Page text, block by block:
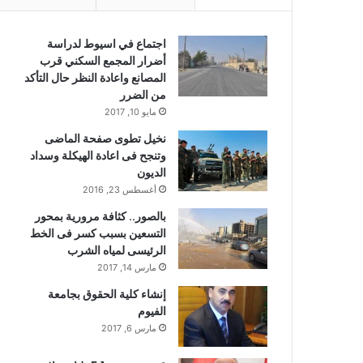
اجتماع في اسيوط لدراسة
أضرار المجمع السكني قرب
المصانع واعادة النظر حال التأكد
من الضرر
مايو 10, 2017
نخيل تطوى صفحة الماضى
وتنجح فى اعادة الهيكلة وسداد
الديون
أغسطس 23, 2016
بالصور.. كثافة مرورية بمحور
التسعين بسبب كسر فى الخط
الرئيسى لمياه الشرب
مارس 14, 2017
إنشاء كلية الحقوق بجامعة
الفيوم
مارس 6, 2017